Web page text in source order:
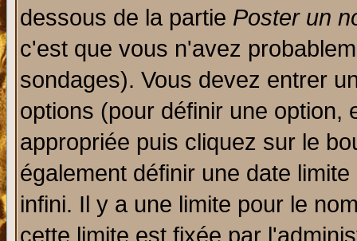
dessous de la partie Poster un
c'est que vous n'avez
sondages). Vous devez entrer
options (pour définir une option,
appropriée puis cliquez sur le
également définir une date
infini. Il y a une limite pour le
cette limite est fixée par